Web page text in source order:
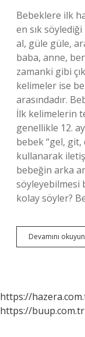
Bebeklere ilk
en sık
al, güle güle,
baba, anne,
zamanki gibi
kelimeler ise
arasındadır.
İlk kelimelerin
genellikle 12.
bebek “gel,
kullanarak
bebeğin arka
söyleyebilmesi
kolay söyler?
Devamını okuyun
https://
https://buup.com.tr